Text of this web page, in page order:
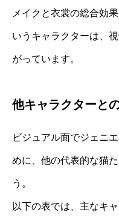
メイクと衣裳の総合効
いうキャラクターは、
がっています。
他キャラクターと
ビジュアル面でジェニ
めに、他の代表的な猫
う。
以下の表では、主なキ